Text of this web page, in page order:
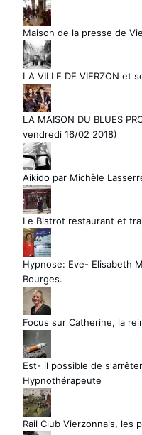
Maison de la presse de
LA VILLE DE VIERZON et
LA MAISON DU BLUES
vendredi 16/02 2018)
Aikido par Michèle
Le Bistrot restaurant et
Hypnose: Eve- Elisabeth
Bourges.
Focus sur Catherine, la
Est- il possible de
Hypnothérapeute
Rail Club Vierzonnais, les